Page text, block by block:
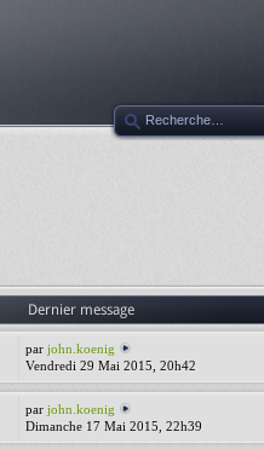
Dernier message
parjohn.koenig
Vendredi 29 Mai 2015, 20h42
parjohn.koenig
Dimanche 17 Mai 2015, 22h39